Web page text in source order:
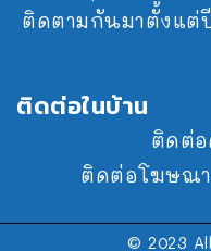
ติดตามกันมาตั้งแต่
ติดต่อในบ้าน
ติดต่
ติดต่อโฆษณ
© 2023